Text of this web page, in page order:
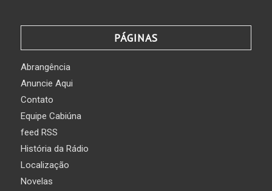
PÁGINAS
Abrangência
Anuncie Aqui
Contato
Equipe Cabiúna
feed RSS
História da Rádio
Localização
Novelas